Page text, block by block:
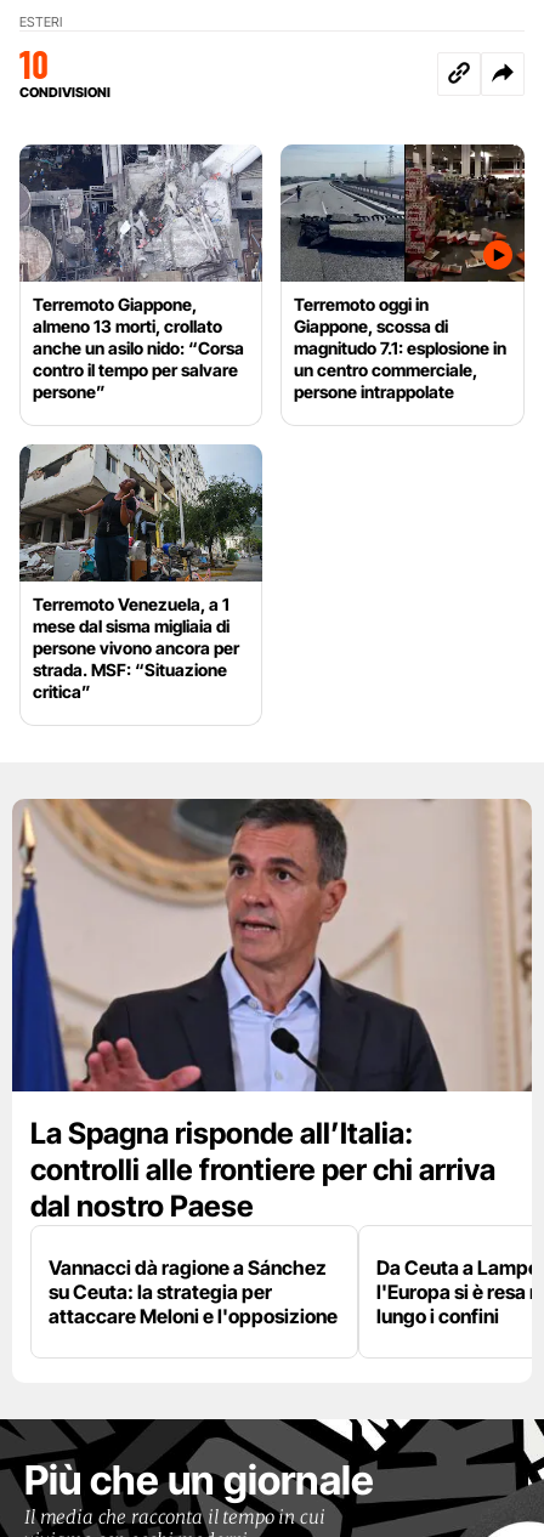
ESTERI
10
CONDIVISIONI
Terremoto Giappone,
almeno 13 morti, crollato
anche un asilo nido: “Corsa
contro il tempo per salvare
persone”
Terremoto oggi in
Giappone, scossa di
magnitudo 7.1: esplosione in
un centro commerciale,
persone intrappolate
Terremoto Venezuela, a 1
mese dal sisma migliaia di
persone vivono ancora per
strada. MSF: “Situazione
critica”
La Spagna risponde all’Italia:
controlli alle frontiere per chi arriva
dal nostro Paese
Vannacci dà ragione a Sánchez
su Ceuta: la strategia per
attaccare Meloni e l'opposizione
Da Ceuta a
l'Europa si è resa
lungo i confini
Più che un giornale
Il media che racconta il tempo in cui